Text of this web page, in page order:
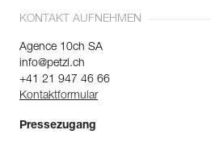
KONTAKT AUFNEHMEN
Agence 10ch SA
info@petzl.ch
+41 21 947 46 66
Kontaktformular
Pressezugang